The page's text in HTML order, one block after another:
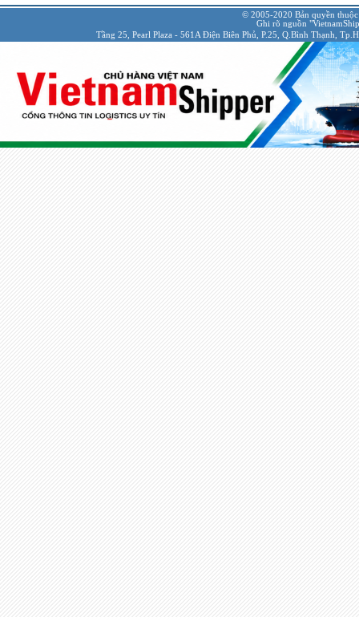
© 2005-2020 Bản quyền
Ghi rõ nguồn
Tầng 25, Pearl Plaza - 561A Điện Biên Phủ, P.25, Q.Bình Thạnh,